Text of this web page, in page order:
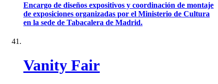
Encargo de diseños expositivos y coordinación de montaje
de exposiciones organizadas por el Ministerio de Cultura
en la sede de Tabacalera de Madrid.
Vanity Fair